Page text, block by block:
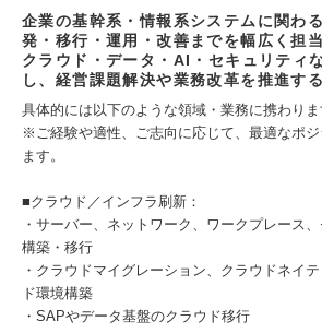
企業の基幹系・情報系システムに関わ
発・移行・運用・改善までを幅広く担当
クラウド・データ・AI・セキュリティ
し、経営課題解決や業務改革を推進す
具体的には以下のような領域・業務に携わりま
※ご経験や適性、ご志向に応じて、最適なポ
ます。
■クラウド／インフラ刷新：
・サーバー、ネットワーク、ワークプレース
構築・移行
・クラウドマイグレーション、クラウドネイ
ド環境構築
・SAPやデータ基盤のクラウド移行